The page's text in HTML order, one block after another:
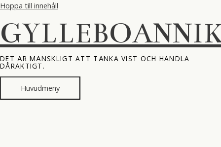
Hoppa till innehåll
DET ÄR MÄNSKLIGT ATT TÄNKA VIST OCH HANDLA
DÅRAKTIGT.
Huvudmeny